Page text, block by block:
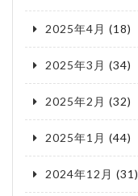
2025年4月 (18)
2025年3月 (34)
2025年2月 (32)
2025年1月 (44)
2024年12月 (31)